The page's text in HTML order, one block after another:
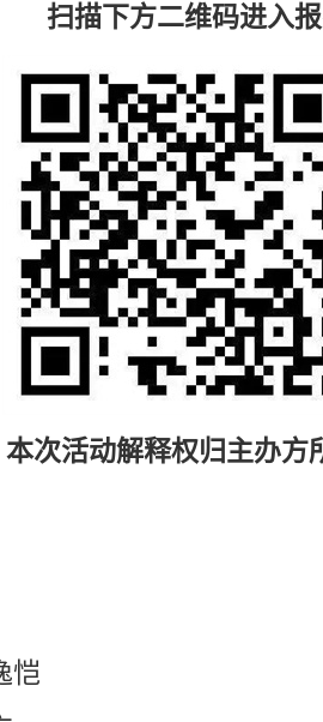
扫描下方二维码进入
本次活动解释权归主办方
恺